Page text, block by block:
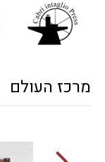
מרכז העולם